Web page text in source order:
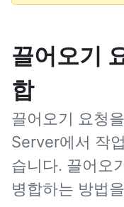
끌어오기
합
끌어오기 요청
Server에서 작
습니다. 끌어오
병합하는 방법